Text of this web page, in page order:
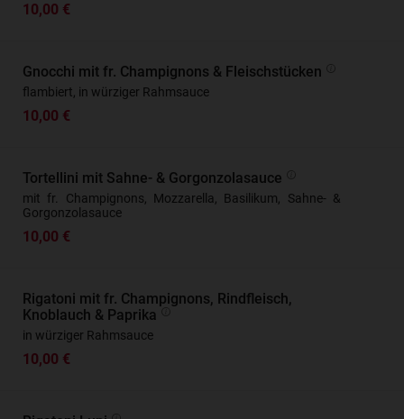
10,00 €
Gnocchi mit fr. Champignons & Fleischstücken
flambiert, in würziger Rahmsauce
10,00 €
Tortellini mit Sahne- & Gorgonzolasauce
mit fr. Champignons, Mozzarella, Basilikum, Sahne- &
Gorgonzolasauce
10,00 €
Rigatoni mit fr. Champignons, Rindfleisch,
Knoblauch & Paprika
in würziger Rahmsauce
10,00 €